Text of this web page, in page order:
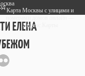
ЕЛЕНА
автора
1884
Карта Москвы с улицами и
Яндекс.Карты